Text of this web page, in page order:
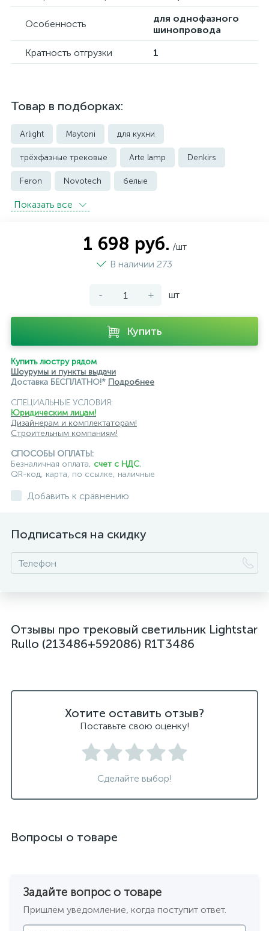
Особенность
для однофазного
шинопровода
Кратность отгрузки
1
Товар в подборках:
Arlight Maytoni для кухни
трёхфазные трековые Arte lamp Denkirs
Feron Novotech белые
встраиваемые трековые
модульные трековые подвесные трековые
светильники для модульной системы
черные ЭРА Crystal Lux Ambrella
Показать всe
1 698 руб. /шт
В наличии 273
- + шт
Купить
Купить люстру рядом
Шоурумы и пункты выдачи
Доставка БЕСПЛАТНО!* Подробнее
СПЕЦИАЛЬНЫЕ УСЛОВИЯ:
Юридическим лицам!
Дизайнерам и комплектаторам!
Строительным компаниям!
СПОСОБЫ ОПЛАТЫ:
Безналичная оплата, счет с НДС,
QR-код, карта, по ссылке, наличные
Добавить к сравнению
Подписаться на скидку
Отзывы про трековый светильник Lightstar
Rullo (213486+592086) R1T3486
Хотите оставить отзыв?
Поставьте свою оценку!
Сделайте выбор!
Вопросы о товаре
Задайте вопрос о товаре
Пришлем уведомление, когда поступит ответ.